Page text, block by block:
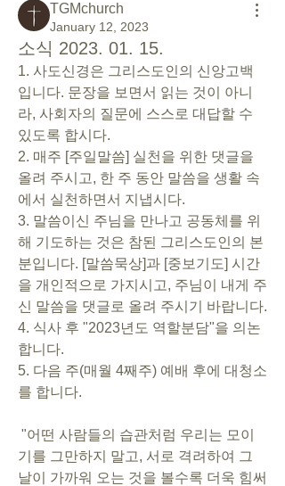
TGMchurch
January 12, 2023
소식 2023. 01. 15.
1. 사도신경은 그리스도인의 신앙고백
입니다. 문장을 보면서 읽는 것이 아니
라, 사회자의 질문에 스스로 대답할 수
있도록 합시다.
2. 매주 [주일말씀] 실천을 위한 댓글을
올려 주시고, 한 주 동안 말씀을 생활 속
에서 실천하면서 지냅시다.
3. 말씀이신 주님을 만나고 공동체를 위
해 기도하는 것은 참된 그리스도인의 본
분입니다. [말씀묵상]과 [중보기도] 시간
을 개인적으로 가지시고, 주님이 내게 주
4. 식사 후 "2023년도 역할분담"을 의논
합니다.
5. 다음 주(매월 4째주) 예배 후에 대청소
를 합니다.
기를 그만하지 말고, 서로 격려하여 그
날이 가까워 오는 것을 볼수록 더욱 힘써